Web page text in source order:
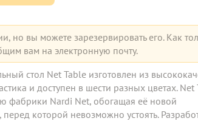
но вы можете зарезервировать его. Как
вам на электронную почту.
стол Net Table изготовлен из
и доступен в шести разных цветах. Net
фабрики Nardi Net, обогащая её новой
перед которой невозможно устоять.